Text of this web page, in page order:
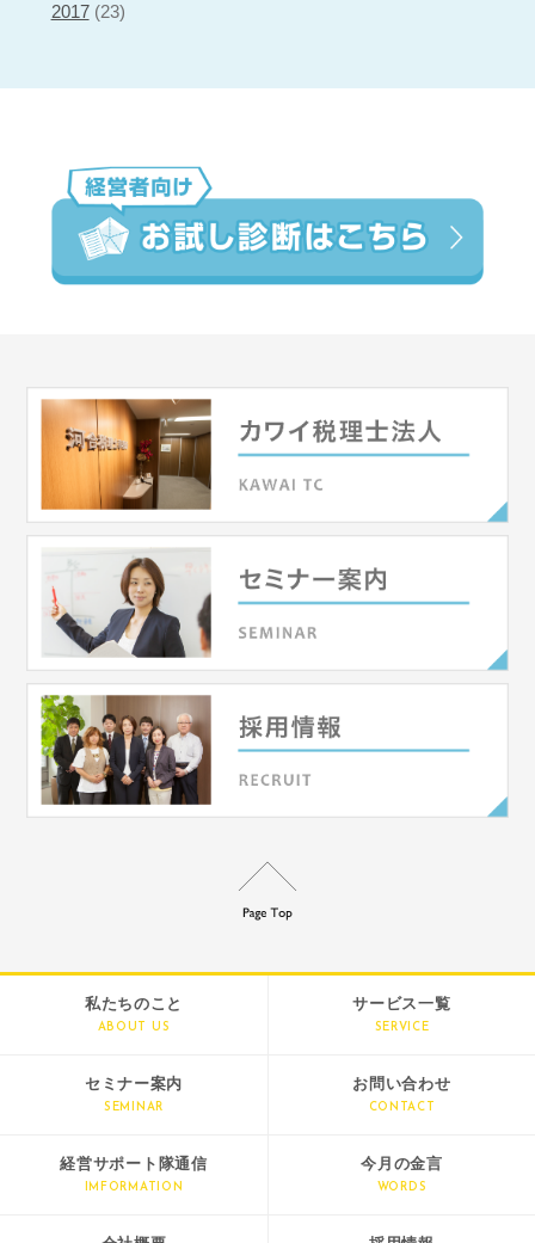
2017(23)
私たちのこと
ABOUT US
サービス一覧
SERVICE
セミナー案内
SEMINAR
お問い合わせ
CONTACT
経営サポート隊通信
IMFORMATION
今月の金言
WORDS